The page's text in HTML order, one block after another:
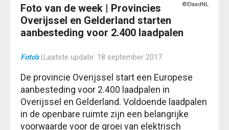
©ElaadNL
Foto van de week | Provincies
Overijssel en Gelderland starten
aanbesteding voor 2.400 laadpalen
Foto's|Laatste update: 18 september 2017
De provincie Overijssel start een Europese
aanbesteding voor 2.400 laadpalen in
Overijssel en Gelderland. Voldoende laadpalen
in de openbare ruimte zijn een belangrijke
voorwaarde voor de groei van elektrisch